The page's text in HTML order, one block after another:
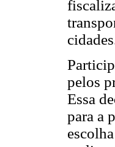
pelos
Essa
para a